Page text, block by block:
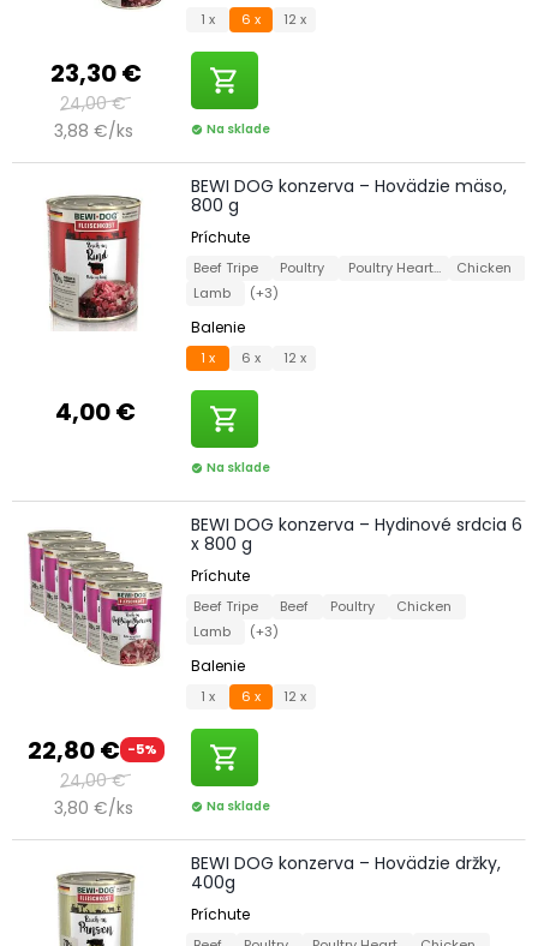
23,30 €
24,00 €
3,88 €/ks
1 x 6 x 12 x
shopping_cart
check_circle Na sklade
4,00 €
BEWI DOG konzerva – Hovädzie mäso,
800 g
Príchute
Beef Tripe Poultry Poultry Hearts
Chicken
Lamb
(+3)
Balenie
1 x 6 x 12 x
shopping_cart
check_circle Na sklade
22,80 € -5%
24,00 €
3,80 €/ks
BEWI DOG konzerva – Hydinové srdcia 6
x 800 g
Príchute
Beef Tripe Beef Poultry
Chicken
Lamb
(+3)
Balenie
1 x 6 x 12 x
shopping_cart
check_circle Na sklade
BEWI DOG konzerva – Hovädzie držky,
400g
Príchute